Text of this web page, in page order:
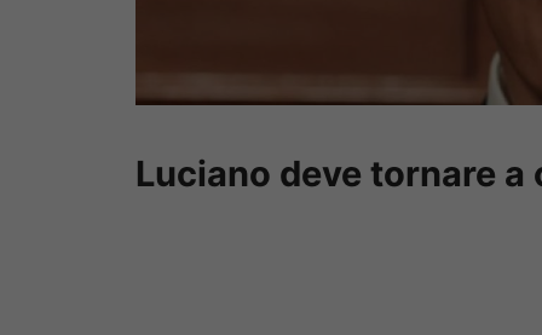
Luciano deve tornare a